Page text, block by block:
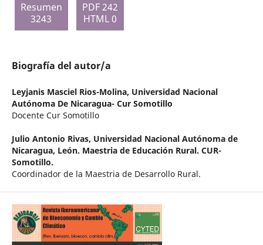
Resumen
3243
PDF 242
HTML 0
Biografía del autor/a
Leyjanis Masciel Rios-Molina, Universidad Nacional
Autónoma De Nicaragua- Cur Somotillo
Docente Cur Somotillo
Julio Antonio Rivas, Universidad Nacional Autónoma de
Nicaragua, León. Maestria de Educación Rural. CUR-
Somotillo.
Coordinador de la Maestria de Desarrollo Rural.